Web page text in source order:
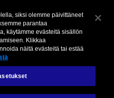
siksi olemme päivittäneet
parantaa
käytämme evästeitä sisällön
Klikkaa
näitä evästeitä tai estää